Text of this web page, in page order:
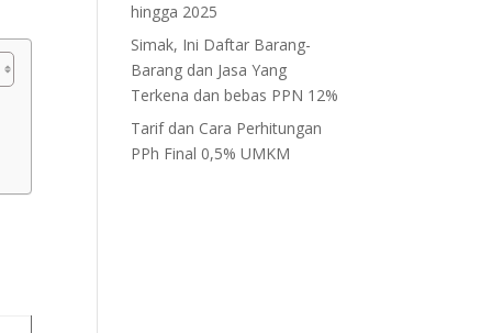
hingga 2025
Simak, Ini Daftar Barang-
Barang dan Jasa Yang
Terkena dan bebas PPN 12%
Tarif dan Cara Perhitungan
PPh Final 0,5% UMKM